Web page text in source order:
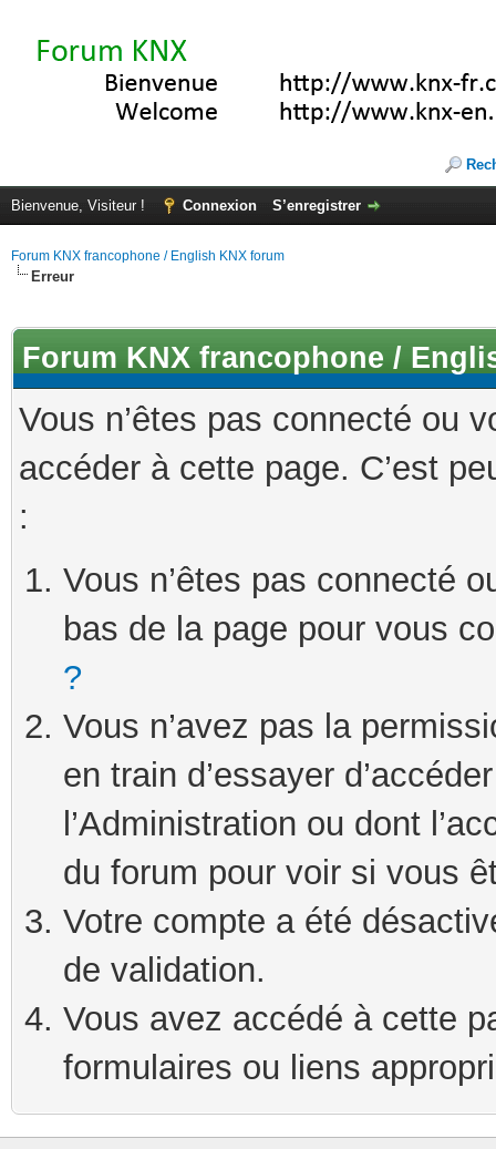
Bienvenue, Visiteur ! Connexion S’enregistrer
Forum KNX francophone / English KNX forum
Erreur
Forum KNX francophone /
Vous n’êtes pas connecté ou
accéder à cette page. C’est
:
Vous n’êtes pas connecté
bas de la page pour vous
?
Vous n’avez pas la
en train d’essayer
l’Administration ou dont
du forum pour voir si vous
Votre compte a été
de validation.
Vous avez accédé à cette
formulaires ou liens